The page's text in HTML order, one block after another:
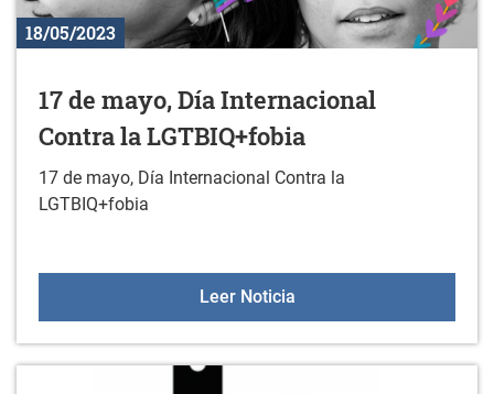
18/05/2023
17 de mayo, Día Internacional
Contra la LGTBIQ+fobia
17 de mayo, Día Internacional Contra la
LGTBIQ+fobia
Leer Noticia17 de mayo, Día